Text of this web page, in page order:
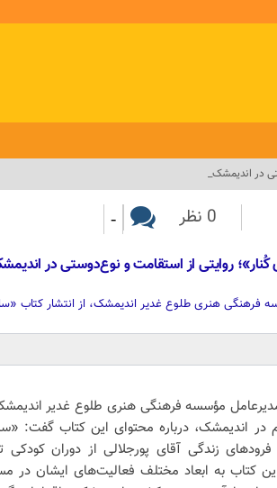
در اندیمشک_
0 نظر -
روایتی از استقامت و نوع‌دوستی در
فرهنگی هنری طلوع غدیر اندیمشک، از انتشار کتاب
مؤسسه فرهنگی هنری طلوع غدیر
در اندیمشک، درباره محتوای این کتاب گفت:
فرودهای زندگی آقای پورجلالی از دوران کودکی
کتاب به ابعاد مختلف فعالیت‌های ایشان